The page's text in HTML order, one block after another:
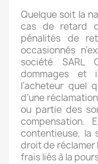
Quelque soit la
cas de retard
pénalités de
occasionnés
société SARL
dommages et
l’acheteur quel
d’une
ou partie des
contentieuse, la
droit de réclamer
frais liés à la